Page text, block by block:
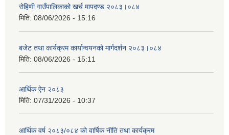
रोहिणी गाउँपालिकाको खर्च मापदण्ड २०८३।०८४
मिति: 08/06/2026 - 15:16
बजेट तथा कार्यक्रम कार्यान्वयनको मार्गदर्शन २०८३।०८४
मिति: 08/06/2026 - 15:11
आर्थिक ऐन २०८३
मिति: 07/31/2026 - 10:37
आर्थिक वर्ष २०८३/०८४ को वार्षिक नीति तथा कार्यक्रम